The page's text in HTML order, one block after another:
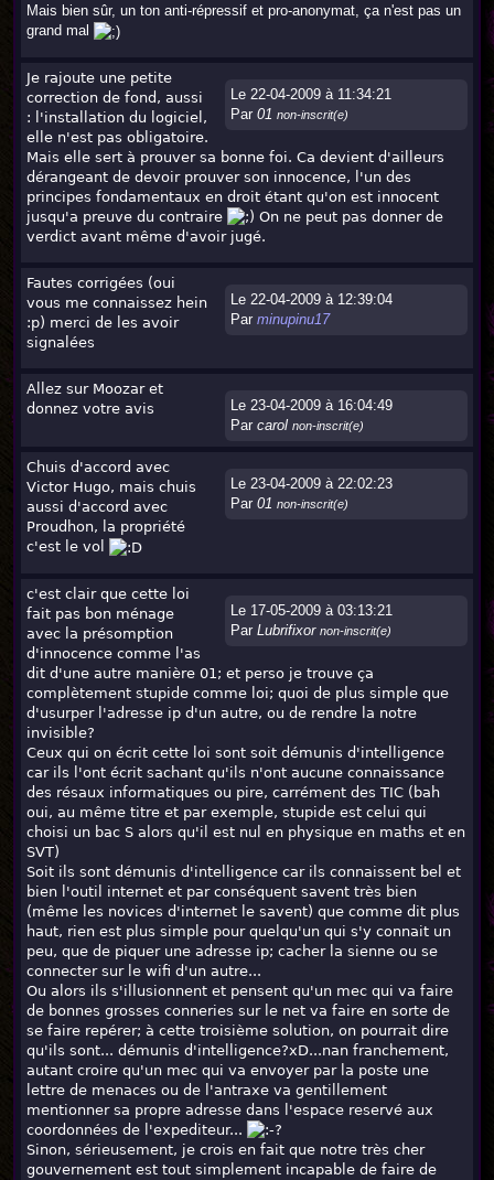
Mais bien sûr, un ton anti-répressif et pro-anonymat, ça n'est pas un
grand mal
Le 22-04-2009 à 11:34:21
Par 01 non-inscrit(e)
Je rajoute une petite
correction de fond, aussi
: l'installation du logiciel,
elle n'est pas obligatoire.
Mais elle sert à prouver sa bonne foi. Ca devient d'ailleurs
dérangeant de devoir prouver son innocence, l'un des
principes fondamentaux en droit étant qu'on est innocent
jusqu'a preuve du contraire
On ne peut pas donner de
verdict avant même d'avoir jugé.
Le 22-04-2009 à 12:39:04
Par minupinu17
Fautes corrigées (oui
vous me connaissez hein
:p) merci de les avoir
signalées
Le 23-04-2009 à 16:04:49
Par carol non-inscrit(e)
Allez sur Moozar et
donnez votre avis
Le 23-04-2009 à 22:02:23
Par 01 non-inscrit(e)
Chuis d'accord avec
Victor Hugo, mais chuis
aussi d'accord avec
Proudhon, la propriété
c'est le vol
Le 17-05-2009 à 03:13:21
Par Lubrifixor non-inscrit(e)
c'est clair que cette loi
fait pas bon ménage
avec la présomption
d'innocence comme l'as
dit d'une autre manière 01; et perso je trouve ça
complètement stupide comme loi; quoi de plus simple que
d'usurper l'adresse ip d'un autre, ou de rendre la notre
invisible?
Ceux qui on écrit cette loi sont soit démunis d'intelligence
car ils l'ont écrit sachant qu'ils n'ont aucune connaissance
des résaux informatiques ou pire, carrément des TIC (bah
oui, au même titre et par exemple, stupide est celui qui
choisi un bac S alors qu'il est nul en physique en maths et en
SVT)
Soit ils sont démunis d'intelligence car ils connaissent bel et
bien l'outil internet et par conséquent savent très bien
(même les novices d'internet le savent) que comme dit plus
haut, rien est plus simple pour quelqu'un qui s'y connait un
peu, que de piquer une adresse ip; cacher la sienne ou se
connecter sur le wifi d'un autre...
Ou alors ils s'illusionnent et pensent qu'un mec qui va faire
de bonnes grosses conneries sur le net va faire en sorte de
se faire repérer; à cette troisième solution, on pourrait dire
qu'ils sont... démunis d'intelligence?xD...nan franchement,
autant croire qu'un mec qui va envoyer par la poste une
lettre de menaces ou de l'antraxe va gentillement
mentionner sa propre adresse dans l'espace reservé aux
coordonnées de l'expediteur...
Sinon, sérieusement, je crois en fait que notre très cher
gouvernement est tout simplement incapable de faire de